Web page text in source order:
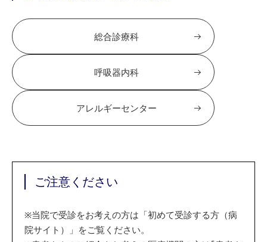
総合診療科
呼吸器内科
アレルギーセンター
ご注意ください
※当院で受診をお考えの方は「初めて受診する方（病
院サイト）」をご覧ください。